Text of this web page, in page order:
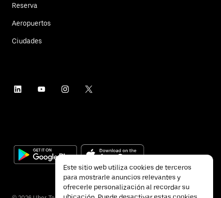
Reserva
Aeropuertos
Ciudades
Este sitio web utiliza cookies de terceros
para mostrarle anuncios relevantes y
ofrecerle personalización al recordar su